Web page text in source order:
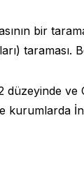
bir
taraması.
ve
kurumlarda